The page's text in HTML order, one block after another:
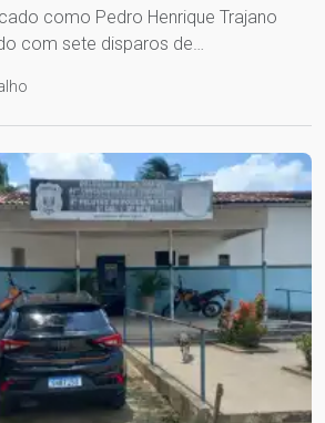
como Pedro Henrique Trajano
com sete disparos de…